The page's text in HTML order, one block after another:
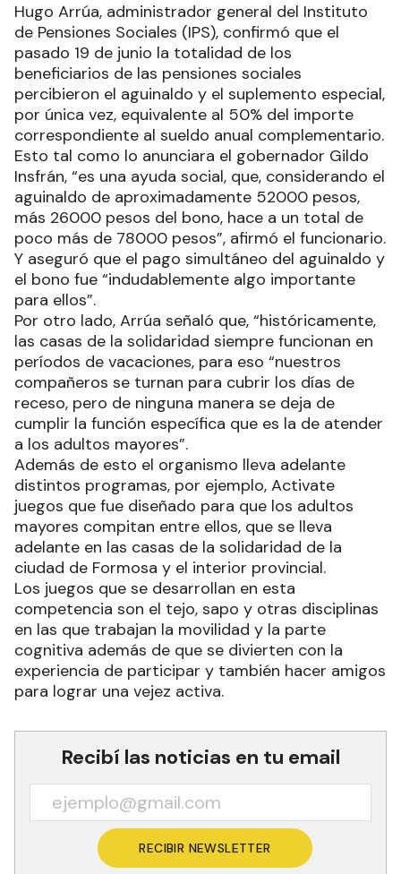
Hugo Arrúa, administrador general del Instituto
de Pensiones Sociales (IPS), confirmó que el
pasado 19 de junio la totalidad de los
beneficiarios de las pensiones sociales
percibieron el aguinaldo y el suplemento especial,
por única vez, equivalente al 50% del importe
correspondiente al sueldo anual complementario.
Esto tal como lo anunciara el gobernador Gildo
Insfrán, “es una ayuda social, que, considerando el
aguinaldo de aproximadamente 52000 pesos,
más 26000 pesos del bono, hace a un total de
poco más de 78000 pesos”, afirmó el funcionario.
Y aseguró que el pago simultáneo del aguinaldo y
el bono fue “indudablemente algo importante
para ellos”.
Por otro lado, Arrúa señaló que, “históricamente,
las casas de la solidaridad siempre funcionan en
períodos de vacaciones, para eso “nuestros
compañeros se turnan para cubrir los días de
receso, pero de ninguna manera se deja de
cumplir la función específica que es la de atender
a los adultos mayores”.
Además de esto el organismo lleva adelante
distintos programas, por ejemplo, Activate
juegos que fue diseñado para que los adultos
mayores compitan entre ellos, que se lleva
adelante en las casas de la solidaridad de la
ciudad de Formosa y el interior provincial.
Los juegos que se desarrollan en esta
competencia son el tejo, sapo y otras disciplinas
en las que trabajan la movilidad y la parte
cognitiva además de que se divierten con la
experiencia de participar y también hacer amigos
para lograr una vejez activa.
Recibí las noticias en tu email
RECIBIR NEWSLETTER